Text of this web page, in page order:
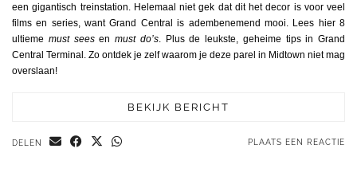
een gigantisch treinstation. Helemaal niet gek dat dit het decor is voor veel
films en series, want Grand Central is adembenemend mooi. Lees hier 8
ultieme must seesen must do’s. Plus de leukste, geheime tips in Grand
Central Terminal. Zo ontdek je zelf waarom je deze parel in Midtown niet mag
overslaan!
BEKIJK BERICHT
DELEN PLAATS EEN REACTIE